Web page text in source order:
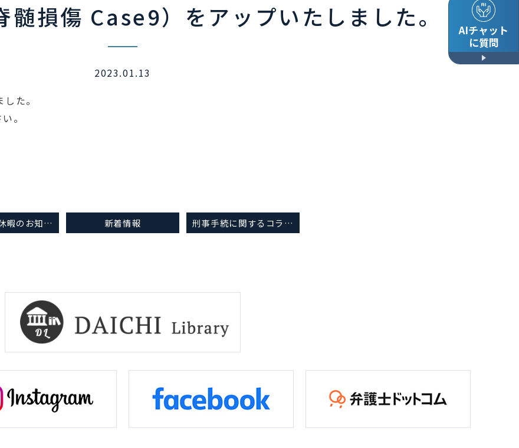
損傷 Case9）をアップいたしました。
2023.01.13
た。
。
年末年始の休暇のお知らせ 新着情報 刑事手続に関するコラム（検察審査会）をアップしました。
AIチャット
に質問